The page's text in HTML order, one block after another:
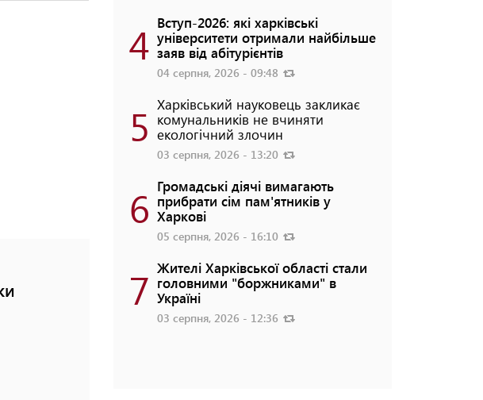
4 Вступ-2026: які харківські
університети отримали найбільше
заяв від абітурієнтів
04 серпня, 2026 - 09:48
5 Харківський науковець закликає
комунальників не вчиняти
екологічний злочин
03 серпня, 2026 - 13:20
6 Громадські діячі вимагають
прибрати сім пам'ятників у
Харкові
05 серпня, 2026 - 16:10
7 Жителі Харківської області стали
головними "боржниками" в
Україні
03 серпня, 2026 - 12:36